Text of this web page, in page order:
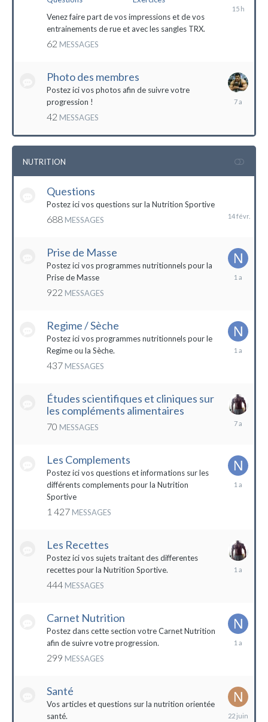
Venez faire part de vos impressions et de vos
entrainements de rue et avec les sangles TRX.
62 MESSAGES
Photo des membres
Postez ici vos photos afin de suivre votre
progression !
42 MESSAGES
18
NUTRITION
Questions
Postez ici vos questions sur la Nutrition Sportive
688 MESSAGES
Prise de Masse
Postez ici vos programmes nutritionnels pour la
Prise de Masse
922 MESSAGES
19
Regime / Sèche
Postez ici vos programmes nutritionnels pour le
Regime ou la Sèche.
437 MESSAGES
18
Études scientifiques et cliniques sur
les compléments alimentaires
70 MESSAGES
18
Les Complements
Postez ici vos questions et informations sur les
différents complements pour la Nutrition
Sportive
1 427 MESSAGES
Les Recettes
Postez ici vos sujets traitant des differentes
recettes pour la Nutrition Sportive.
444 MESSAGES
Carnet Nutrition
Postez dans cette section votre Carnet Nutrition
afin de suivre votre progression.
299 MESSAGES
13
Santé
Vos articles et questions sur la nutrition orientée
santé.
22